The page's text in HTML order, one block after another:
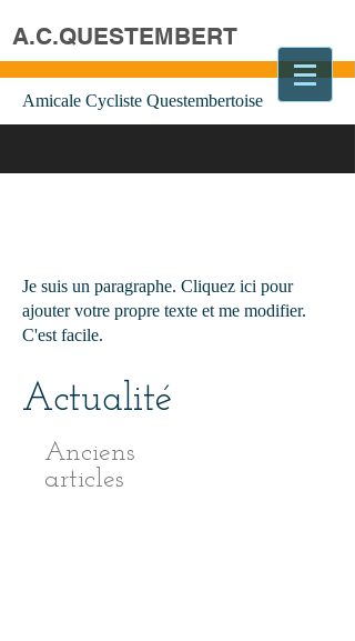
A.C.QUESTEMBERT
Amicale Cycliste Questembertoise
Je suis un paragraphe. Cliquez ici pour
ajouter votre propre texte et me modifier.
C'est facile.
Actualité
Anciens
articles